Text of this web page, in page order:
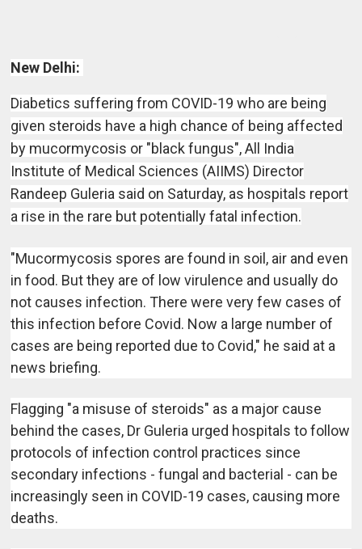
New Delhi:
Diabetics suffering from COVID-19 who are being
given steroids have a high chance of being affected
by mucormycosis or "black fungus", All India
Institute of Medical Sciences (AIIMS) Director
Randeep Guleria said on Saturday, as hospitals report
a rise in the rare but potentially fatal infection.
"Mucormycosis spores are found in soil, air and even
in food. But they are of low virulence and usually do
not causes infection. There were very few cases of
this infection before Covid. Now a large number of
cases are being reported due to Covid," he said at a
news briefing.
Flagging "a misuse of steroids" as a major cause
behind the cases, Dr Guleria urged hospitals to follow
protocols of infection control practices since
secondary infections - fungal and bacterial - can be
increasingly seen in COVID-19 cases, causing more
deaths.